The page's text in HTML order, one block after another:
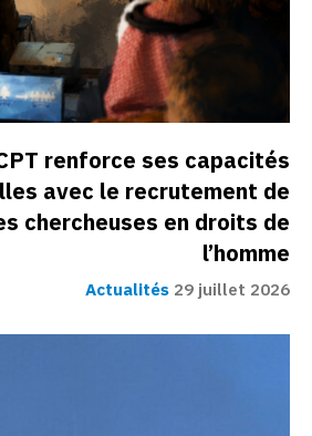
renforce ses capacités
avec le recrutement de
chercheuses en droits de
l’homme
Actualités 29 juillet 2026